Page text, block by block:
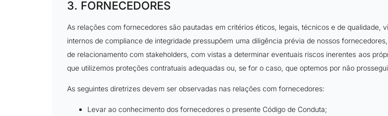
3. FORNECEDORES
As relações com fornecedores são pautadas em critérios éticos, legais, técnicos e de
internos de compliance de integridade pressupõem uma diligência prévia de nossos
de relacionamento com stakeholders, com vistas a determinar eventuais riscos inerentes aos
que utilizemos proteções contratuais adequadas ou, se for o caso, que optemos por não
As seguintes diretrizes devem ser observadas nas relações com fornecedores:
Levar ao conhecimento dos fornecedores o presente Código de Conduta;